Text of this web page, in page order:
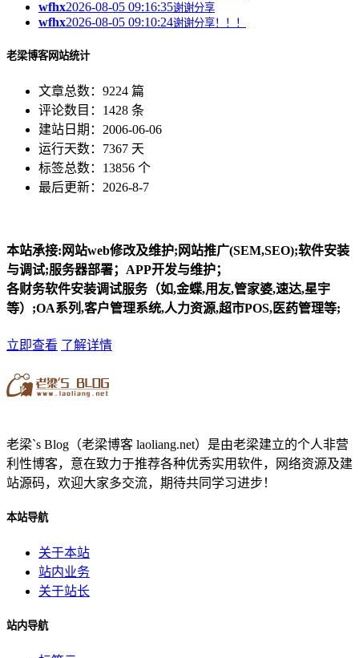
wfhx2026-08-05 09:16:35谢谢分享
wfhx2026-08-05 09:10:24谢谢分享！！！
老梁博客网站统计
文章总数：9224 篇
评论数目：1428 条
建站日期：2006-06-06
运行天数：7367 天
标签总数：13856 个
最后更新：2026-8-7
本站承接:网站web修改及维护;网站推广(SEM,SEO);软件安装
与调试;服务器部署；APP开发与维护；
各财务软件安装调试服务（如,金蝶,用友,管家婆,速达,星宇
等）;OA系列,客户管理系统,人力资源,超市POS,医药管理等;
立即查看 了解详情
老梁`s Blog（老梁博客 laoliang.net）是由老梁建立的个人非营
利性博客，意在致力于推荐各种优秀实用软件，网络资源及建
站源码，欢迎大家多交流，期待共同学习进步！
本站导航
关于本站
站内业务
关于站长
站内导航